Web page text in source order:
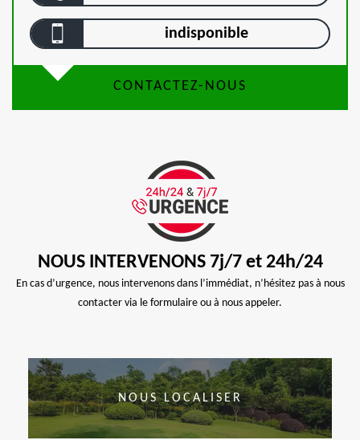
indisponible
CONTACTEZ-NOUS
NOUS INTERVENONS 7j/7 et 24h/24
En cas d’urgence, nous intervenons dans l’immédiat, n’hésitez pas à nous
contacter via le formulaire ou à nous appeler.
NOUS LOCALISER